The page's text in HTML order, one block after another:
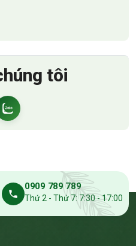
tôi
0909 789 789
Thứ 2 - Thứ 7: 7:30 - 17:00